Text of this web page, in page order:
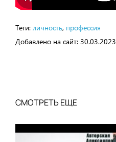
Теги: личность, профессия
Добавлено на сайт: 30.03.2023
СМОТРЕТЬ ЕЩЕ